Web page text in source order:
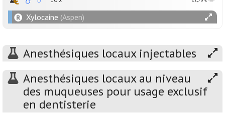
Xylocaine (Aspen)
Anesthésiques locaux injectables
Anesthésiques locaux au niveau
des muqueuses pour usage exclusif
en dentisterie